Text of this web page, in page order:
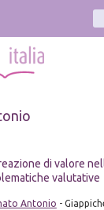
di valore
valutative
Antonio -